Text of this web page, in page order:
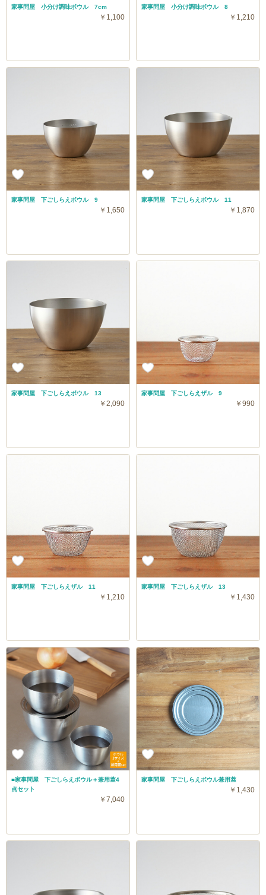
家事問屋 小分け調味ボウル 7cm
￥1,100
家事問屋 小分け調味ボウル 8
￥1,210
家事問屋 下ごしらえボウル 9
￥1,650
家事問屋 下ごしらえボウル 11
￥1,870
家事問屋 下ごしらえボウル 13
￥2,090
家事問屋 下ごしらえザル 9
￥990
家事問屋 下ごしらえザル 11
￥1,210
家事問屋 下ごしらえザル 13
￥1,430
■家事問屋 下ごしらえボウル＋兼用蓋4
点セット
￥7,040
家事問屋 下ごしらえボウル兼用蓋
￥1,430